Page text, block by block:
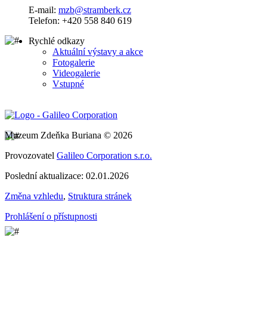
E-mail: mzb@stramberk.cz
Telefon: +420 558 840 619
Rychlé odkazy
Aktuální výstavy a akce
Fotogalerie
Videogalerie
Vstupné
Muzeum Zdeňka Buriana © 2026
Provozovatel Galileo Corporation s.r.o.
Poslední aktualizace: 02.01.2026
Změna vzhledu, Struktura stránek
Prohlášení o přístupnosti